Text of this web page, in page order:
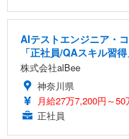
AIテストエンジニア・
「正社員/QAスキル習
株式会社alBee
神奈川県
月給27万7,200円～50
正社員